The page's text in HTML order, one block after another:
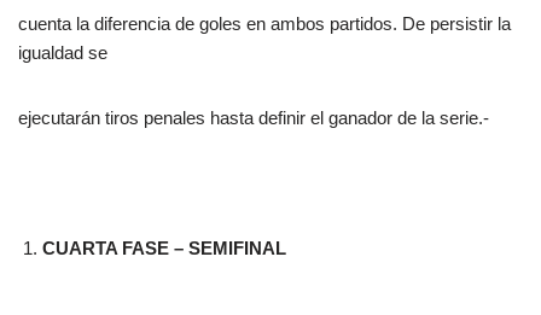
cuenta la diferencia de goles en ambos partidos. De persistir la
igualdad se
ejecutarán tiros penales hasta definir el ganador de la serie.-
CUARTA FASE – SEMIFINAL